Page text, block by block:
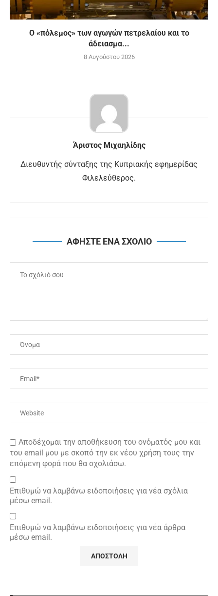
Ο «πόλεμος» των αγωγών πετρελαίου και το
άδειασμα...
8 Αυγούστου 2026
Άριστος Μιχαηλίδης
Διευθυντής σύνταξης της Κυπριακής εφημερίδας
Φιλελεύθερος.
ΑΦΗΣΤΕ ΕΝΑ ΣΧΟΛΙΟ
Αποδέχομαι την αποθήκευση του ονόματός μου και
του email μου με σκοπό την εκ νέου χρήση τους την
επόμενη φορά που θα σχολιάσω.
Επιθυμώ να λαμβάνω ειδοποιήσεις για νέα σχόλια
μέσω email.
Επιθυμώ να λαμβάνω ειδοποιήσεις για νέα άρθρα
μέσω email.